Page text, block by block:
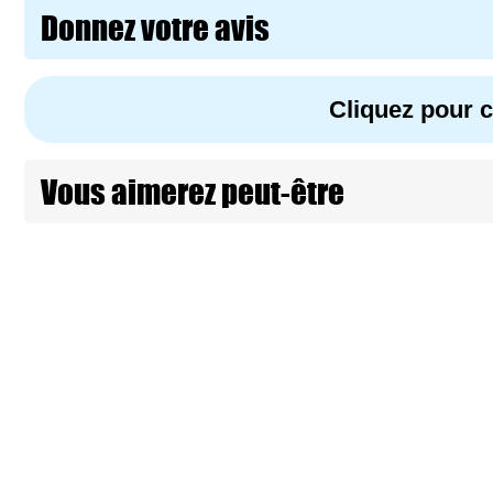
Donnez votre avis
Cliquez pour
Vous aimerez peut-être